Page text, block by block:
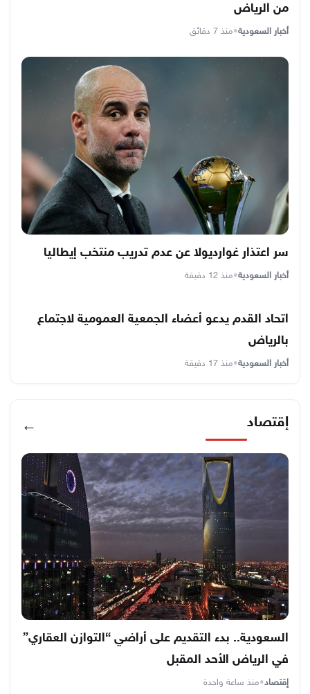
من الرياض
أخبار السعودية•منذ 7 دقائق
سر اعتذار غوارديولا عن عدم تدريب منتخب إيطاليا
أخبار السعودية•منذ 12 دقيقة
اتحاد القدم يدعو أعضاء الجمعية العمومية لاجتماع
بالرياض
أخبار السعودية•منذ 17 دقيقة
إقتصاد ←
السعودية.. بدء التقديم على أراضي “التوازن العقاري”
في الرياض الأحد المقبل
إقتصاد•منذ ساعة واحدة